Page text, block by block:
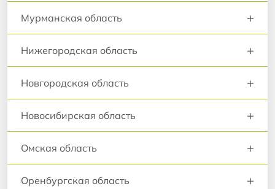
Мурманская область +
Нижегородская область +
Новгородская область +
Новосибирская область +
Омская область +
Оренбургская область +